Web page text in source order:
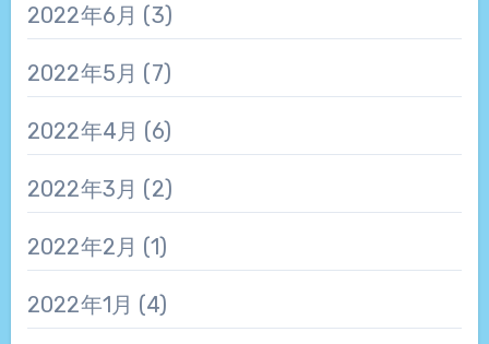
2022年6月 (3)
2022年5月 (7)
2022年4月 (6)
2022年3月 (2)
2022年2月 (1)
2022年1月 (4)